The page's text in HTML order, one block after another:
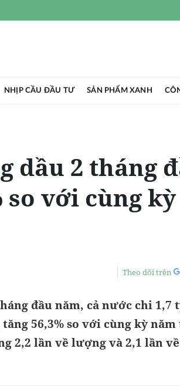
NHỊP CẦU ĐẦU TƯ SẢN PHẨM XANH
dầu 2 tháng
so với cùng kỳ
Theo dõi trên
đầu năm, cả nước chi 1,7
56,3% so với cùng kỳ
2,2 lần về lượng và 2,1 lần